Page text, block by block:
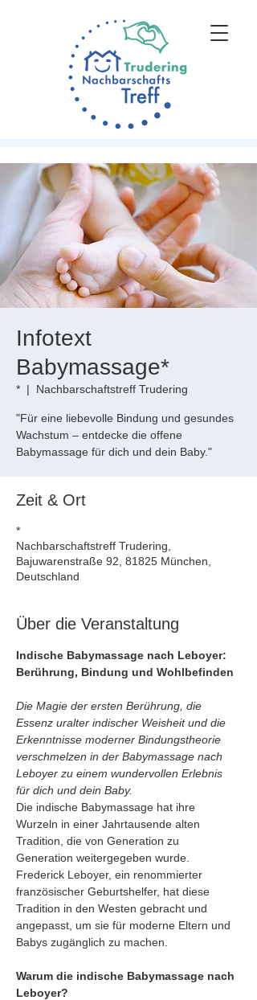
Infotext
Babymassage*
*
  |
Nachbarschaftstreff Trudering
"Für eine liebevolle Bindung und gesundes
Wachstum – entdecke die offene
Babymassage für dich und dein Baby."
Zeit & Ort
*
Nachbarschaftstreff Trudering,
Bajuwarenstraße 92, 81825 München,
Deutschland
Über die Veranstaltung
Indische Babymassage nach Leboyer:
Berührung, Bindung und Wohlbefinden
Die Magie der ersten Berührung, die
Essenz uralter indischer Weisheit und die
Erkenntnisse moderner Bindungstheorie
verschmelzen in der Babymassage nach
Leboyer zu einem wundervollen Erlebnis
für dich und dein Baby.
Die indische Babymassage hat ihre
Wurzeln in einer Jahrtausende alten
Tradition, die von Generation zu
Generation weitergegeben wurde.
Frederick Leboyer, ein renommierter
französischer Geburtshelfer, hat diese
Tradition in den Westen gebracht und
angepasst, um sie für moderne Eltern und
Babys zugänglich zu machen.
Warum die indische Babymassage nach
Leboyer?